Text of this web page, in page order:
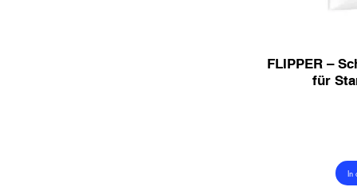
FLIPPER –
für
In